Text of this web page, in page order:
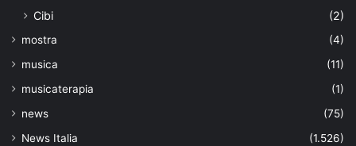
Cibi (2)
mostra
(4)
musica
(11)
musicaterapia
(1)
news
(75)
News Italia
(1.526)